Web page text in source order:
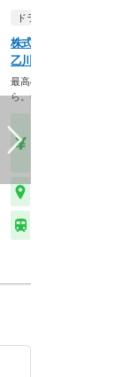
ドラッグストア（調剤併設
株式会社スギ薬局 スギ
乙川店
最高の服薬指導は、最高の休
ら。年2回の4連休、…